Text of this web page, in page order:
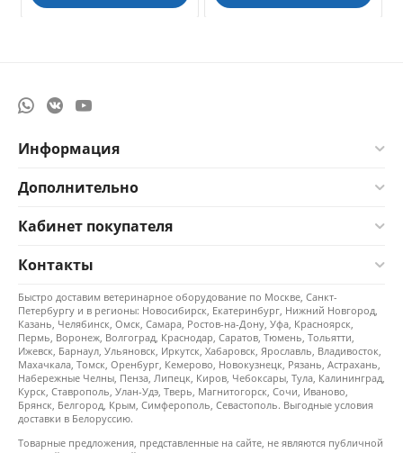
Информация
Дополнительно
Кабинет покупателя
Контакты
Быстро доставим ветеринарное оборудование по Москве, Санкт-
Петербургу и в регионы: Новосибирск, Екатеринбург, Нижний Новгород,
Казань, Челябинск, Омск, Самара, Ростов-на-Дону, Уфа, Красноярск,
Пермь, Воронеж, Волгоград, Краснодар, Саратов, Тюмень, Тольятти,
Ижевск, Барнаул, Ульяновск, Иркутск, Хабаровск, Ярославль, Владивосток,
Махачкала, Томск, Оренбург, Кемерово, Новокузнецк, Рязань, Астрахань,
Набережные Челны, Пенза, Липецк, Киров, Чебоксары, Тула, Калининград,
Курск, Ставрополь, Улан-Удэ, Тверь, Магнитогорск, Сочи, Иваново,
Брянск, Белгород, Крым, Симферополь, Севастополь. Выгодные условия
доставки в Белоруссию.
Товарные предложения, представленные на сайте, не являются публичной